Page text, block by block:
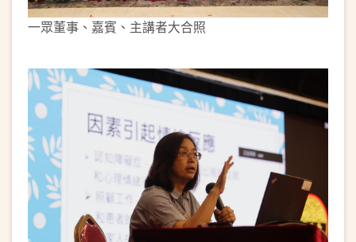
一眾董事、嘉賓、主講者大合照